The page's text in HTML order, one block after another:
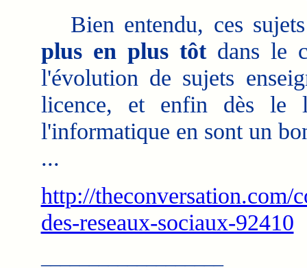
Bien entendu, ces
plus en plus tôtdans le
l'évolution de sujets
licence, et enfin dès le
l'informatique en sont un
...
http://theconversation.com/
des-reseaux-sociaux-92410